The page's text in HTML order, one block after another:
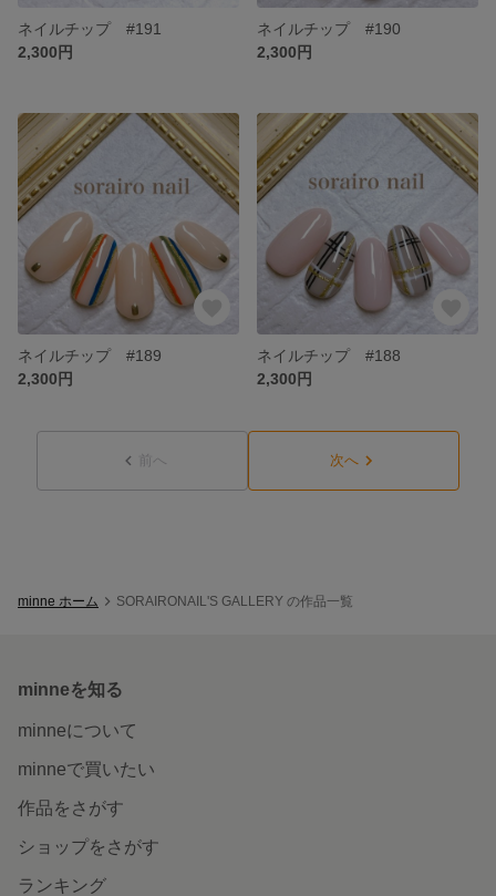
ネイルチップ #191
2,300円
ネイルチップ #190
2,300円
ネイルチップ #189
2,300円
ネイルチップ #188
2,300円
前へ 次へ
minne ホーム SORAIRONAIL'S GALLERY の作品一覧
minneを知る
minneについて
minneで買いたい
作品をさがす
ショップをさがす
ランキング